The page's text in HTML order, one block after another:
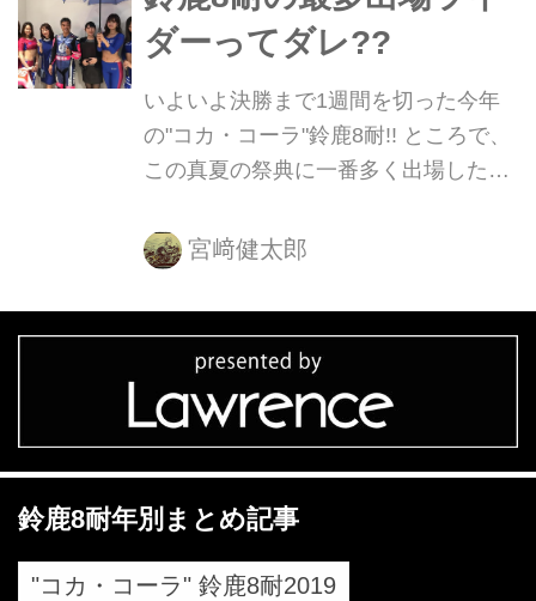
ダーってダレ??
いよいよ決勝まで1週間を切った今年
の"コカ・コーラ"鈴鹿8耐!! ところで、
この真夏の祭典に一番多く出場したこ
んはご存知でしょうか？
宮﨑健太郎
鈴鹿8耐年別まとめ記事
"コカ・コーラ" 鈴鹿8耐2019